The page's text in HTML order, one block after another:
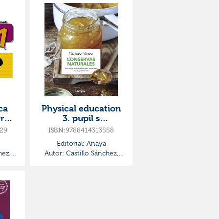
Physical education
3. pupil s
book·primaria.3er
ISBN:9788414313558
Editorial: Anaya
Autor: Castillo Sánchez,